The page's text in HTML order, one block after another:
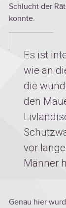
Schlucht der
konnte.
Es ist
wie an
die
den
vor
Männer
Genau hier